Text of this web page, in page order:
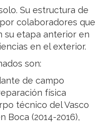
Su estructura de
colaboradores que
su etapa anterior en
en el exterior.
son:
de campo
física
técnico del Vasco
Boca (2014-2016),